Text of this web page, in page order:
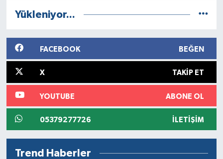
Yükleniyor...
FACEBOOK BEĞEN
X TAKIP ET
YOUTUBE ABONE OL
05379277726 İLETIŞIM
Trend Haberler